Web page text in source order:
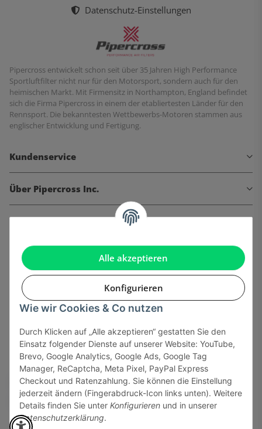
Alle akzeptieren
Konfigurieren
Wie wir Cookies & Co nutzen
Durch Klicken auf „Alle akzeptieren“ gestatten Sie den
Einsatz folgender Dienste auf unserer Website: YouTube,
Brevo, Google Analytics, Google Ads, Google Tag
Manager, ReCaptcha, Meta Pixel, PayPal Express
Checkout und Ratenzahlung. Sie können die Einstellung
jederzeit ändern (Fingerabdruck-Icon links unten). Weitere
Details finden Sie unter Konfigurieren und in unserer
Datenschutzerklärung.
Datenschutz-Einstellungen
Pipercross entwickelt schon seit über 35 Jahren High Performance
Sportluftfilter nicht nur für den Motorsport, sondern auch für den
heimischen Markt. Mit Firmensitz in Northampton, England befindet
sich die Firma Pipercross in einem der etabliertesten Länder für den
Rennsport. Die bekanntesten Wettbewerbs-Motoren stammen aus
englischer Entwicklung und Fertigung.
Kundenservice
Über Pipercross Inc.
Informationen
Gesetzliche Informationen
Sicher bezahlen via: